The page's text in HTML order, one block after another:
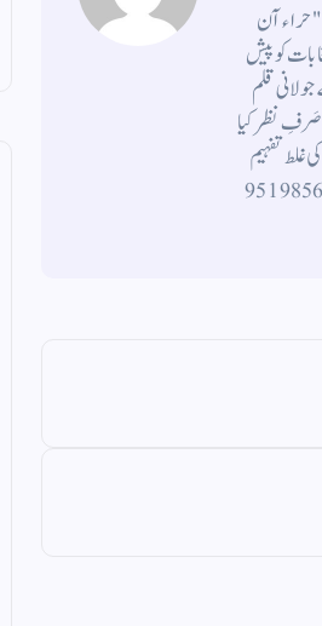
" حراء آن
کو پیش
قلم
نظر کیا
تفہیم
نیچے دیئے گئے نمبر پر ارسال کریں ، 9519856616